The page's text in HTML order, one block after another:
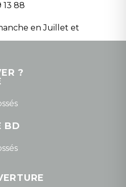
13 88
en Juillet et
noire.com
?
BD